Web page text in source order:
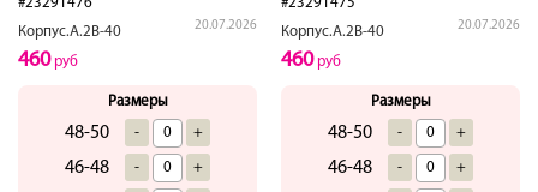
Корпус.А.2В-40
20.07.2026
460руб
Размеры
48-50 - +
46-48 - +
Корпус.А.2В-40
20.07.2026
460руб
Размеры
48-50 - +
46-48 - +